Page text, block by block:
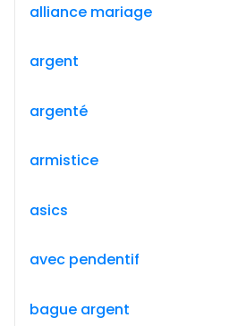
alliance mariage
argent
argenté
armistice
asics
avec pendentif
bague argent